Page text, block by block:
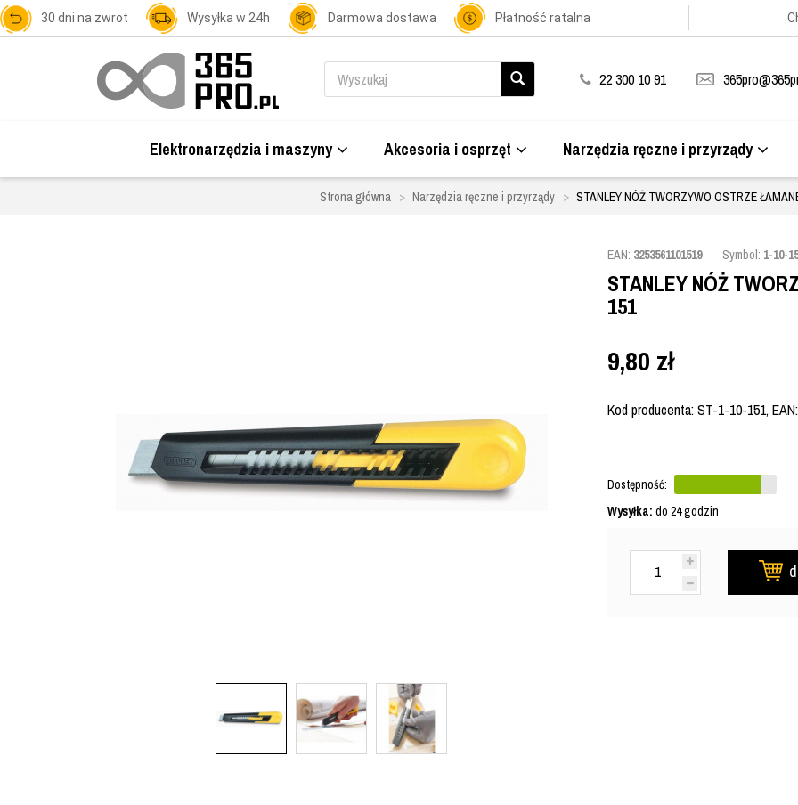
30 dni na zwrot Wysyłka w 24h Darmowa dostawa Płatność ratalna
22 300 10 91
Elektronarzędzia i maszyny Akcesoria i osprzęt Narzędzia ręczne i przyrządy
Strona główna Narzędzia ręczne i przyrządy STANLEY NÓŻ TWORZYWO OSTRZE
EAN: 3253561101519 Symbol: 1-10-
STANLEY NÓŻ
151
9,80 zł
Kod producenta: ST-1-10-151,
Dostępność:
Wysyłka: do 24 godzin